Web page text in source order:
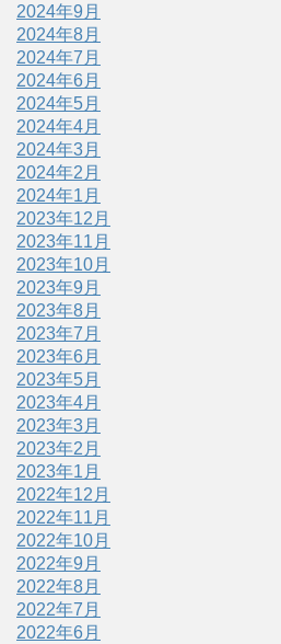
2024年9月
2024年8月
2024年7月
2024年6月
2024年5月
2024年4月
2024年3月
2024年2月
2024年1月
2023年12月
2023年11月
2023年10月
2023年9月
2023年8月
2023年7月
2023年6月
2023年5月
2023年4月
2023年3月
2023年2月
2023年1月
2022年12月
2022年11月
2022年10月
2022年9月
2022年8月
2022年7月
2022年6月